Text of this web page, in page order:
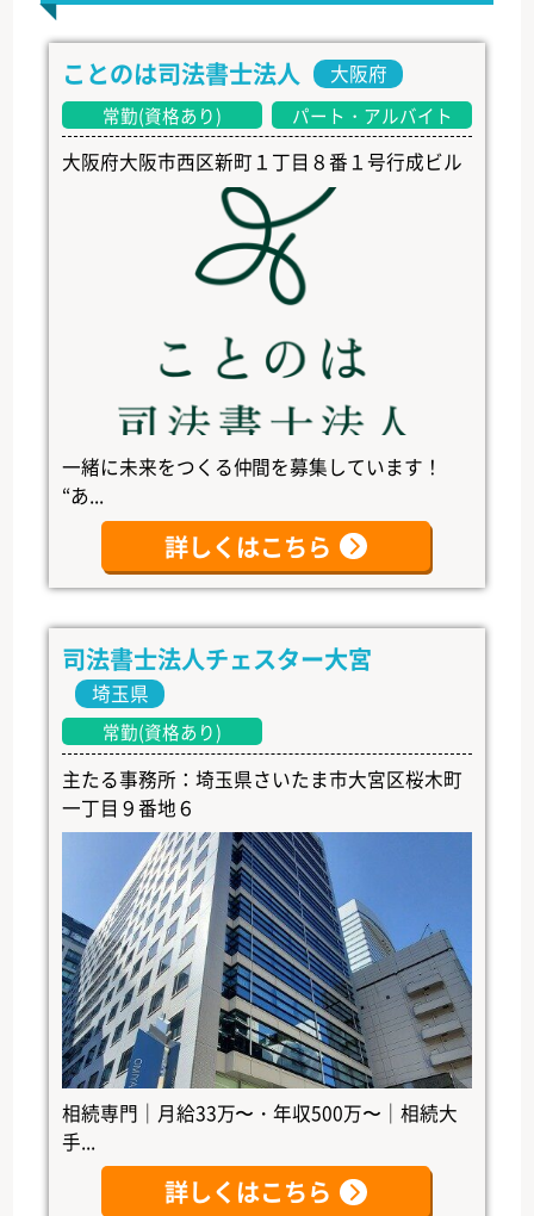
ことのは司法書士法人 大阪府
常勤(資格あり) パート・アルバイト
大阪府大阪市西区新町１丁目８番１号行成ビル
一緒に未来をつくる仲間を募集しています！
“あ...
詳しくはこちら
司法書士法人チェスター大宮
埼玉県
常勤(資格あり)
主たる事務所：埼玉県さいたま市大宮区桜木町
一丁目９番地６
相続専門｜月給33万〜・年収500万〜｜相続大
手...
詳しくはこちら